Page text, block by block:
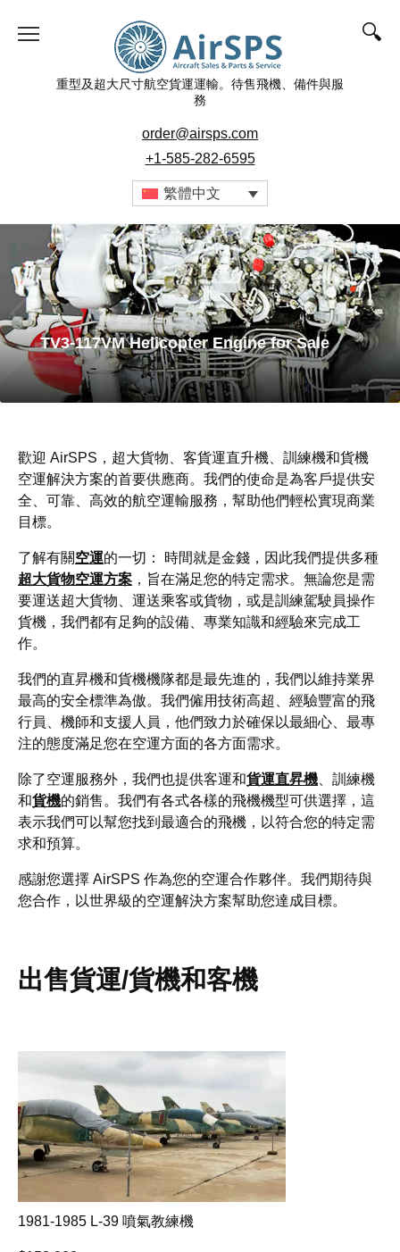
重型及超大尺寸航空貨運運輸。待售飛機、備件與服
務
order@airsps.com
+1-585-282-6595
繁體中文
TV3-117VM Helicopter Engine for Sale
歡迎 AirSPS，超大貨物、客貨運直升機、訓練機和貨機
空運解決方案的首要供應商。我們的使命是為客戶提供安
全、可靠、高效的航空運輸服務，幫助他們輕松實現商業
目標。
了解有關空運的一切： 時間就是金錢，因此我們提供多種
超大貨物空運方案 ，旨在滿足您的特定需求。無論您是需
要運送超大貨物、運送乘客或貨物，或是訓練駕駛員操作
貨機，我們都有足夠的設備、專業知識和經驗來完成工
作。
我們的直昇機和貨機機隊都是最先進的，我們以維持業界
最高的安全標準為傲。我們僱用技術高超、經驗豐富的飛
行員、機師和支援人員，他們致力於確保以最細心、最專
注的態度滿足您在空運方面的各方面需求。
除了空運服務外，我們也提供客運和貨運直昇機 、訓練機
和貨機的銷售。我們有各式各樣的飛機機型可供選擇，這
表示我們可以幫您找到最適合的飛機，以符合您的特定需
求和預算。
感謝您選擇 AirSPS 作為您的空運合作夥伴。我們期待與
您合作，以世界級的空運解決方案幫助您達成目標。
出售貨運/貨機和客機
1981-1985 L-39 噴氣教練機